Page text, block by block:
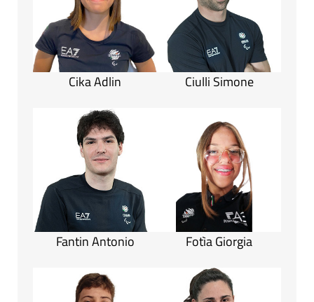
Cika Adlin Ciulli Simone
Fantin Antonio Fotìa Giorgia